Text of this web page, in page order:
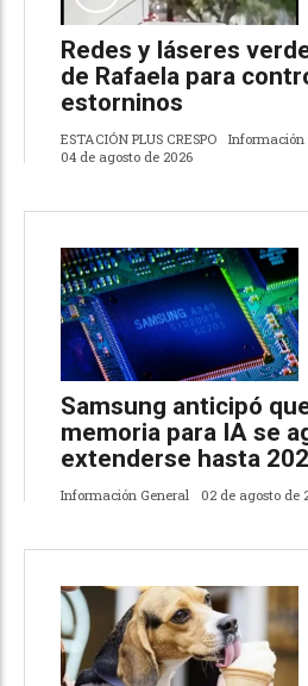
Redes y láseres
de Rafaela para
estorninos
ESTACIÓN PLUS CRESPO
Información
04 de agosto de 2026
Samsung anticipó
memoria para IA se
extenderse hasta
Información General 02 de agosto de